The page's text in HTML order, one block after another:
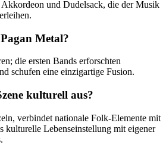
und Dudelsack, die der Musik
Metal?
die ersten Bands erforschten
schufen eine einzigartige Fusion.
kulturell aus?
verbindet nationale Folk-Elemente mit
kulturelle Lebenseinstellung mit eigener